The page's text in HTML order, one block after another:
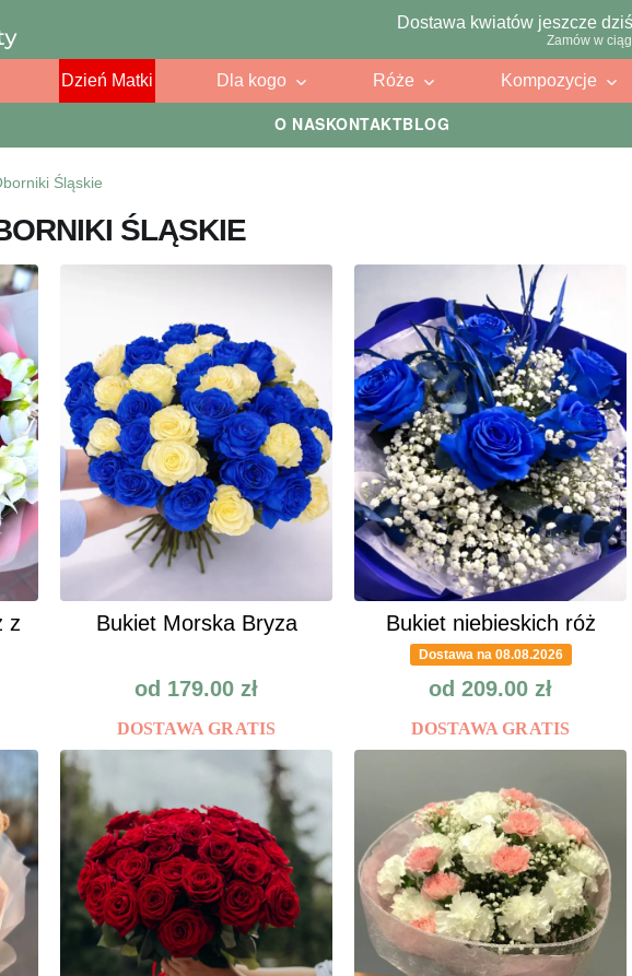
O NASKONTAKTBLOG
Dostawa kwiatów jeszcze
Zamów w
Dzień Matki Dla kogo Róże Kompozycje
Śląskie
ŚLĄSKIE
z
Bukiet Morska Bryza
od 179.00 zł
DOSTAWA GRATIS
Bukiet niebieskich róż
Dostawa na 08.08.2026
od 209.00 zł
DOSTAWA GRATIS